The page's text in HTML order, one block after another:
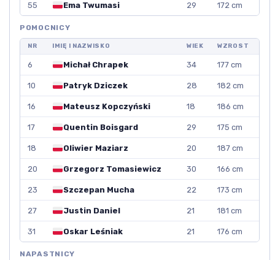
55 Ema Twumasi 29 172 cm
POMOCNICY
NR IMIĘ I NAZWISKO WIEK WZROST
6 Michał Chrapek 34 177 cm
10 Patryk Dziczek 28 182 cm
16 Mateusz Kopczyński 18 186 cm
17 Quentin Boisgard 29 175 cm
18 Oliwier Maziarz 20 187 cm
20 Grzegorz Tomasiewicz 30 166 cm
23 Szczepan Mucha 22 173 cm
27 Justin Daniel 21 181 cm
31 Oskar Leśniak 21 176 cm
NAPASTNICY